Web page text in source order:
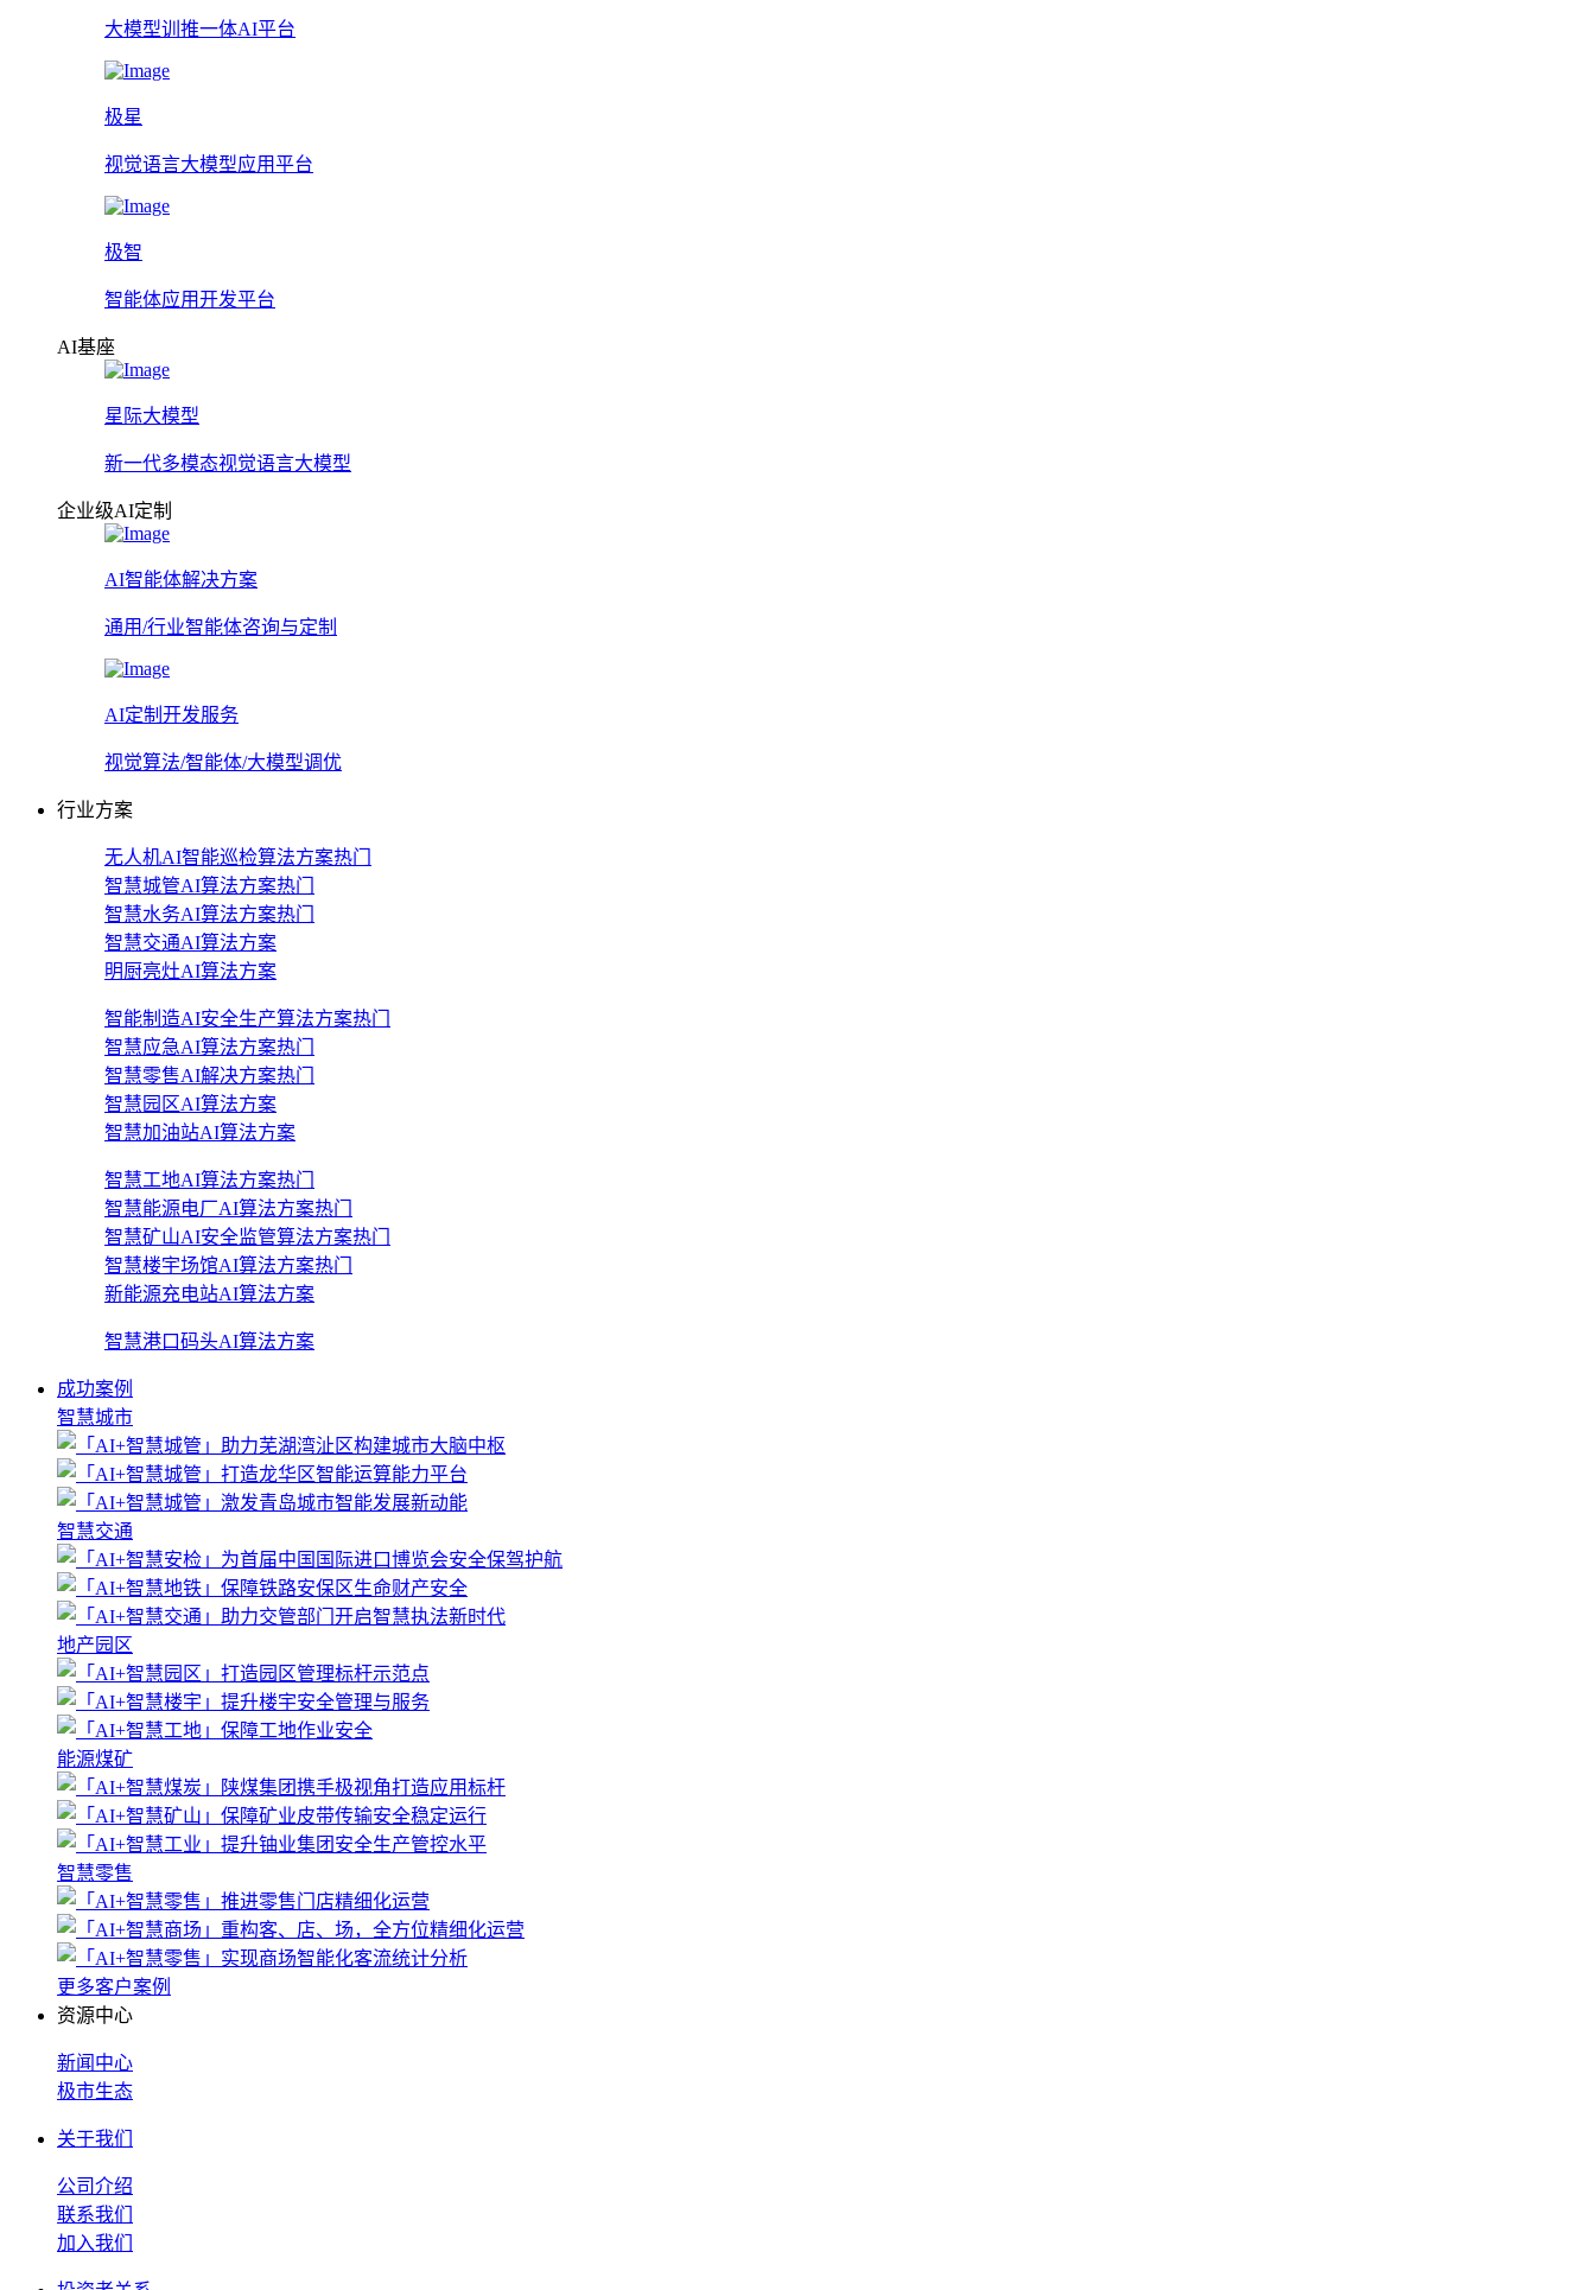
大模型训推一体AI平台
极星
视觉语言大模型应用平台
极智
智能体应用开发平台
AI基座
星际大模型
新一代多模态视觉语言大模型
企业级AI定制
AI智能体解决方案
通用/行业智能体咨询与定制
AI定制开发服务
视觉算法/智能体/大模型调优
行业方案
无人机AI智能巡检算法方案热门
智慧城管AI算法方案热门
智慧水务AI算法方案热门
智慧交通AI算法方案
明厨亮灶AI算法方案
智能制造AI安全生产算法方案热门
智慧应急AI算法方案热门
智慧零售AI解决方案热门
智慧园区AI算法方案
智慧加油站AI算法方案
智慧工地AI算法方案热门
智慧能源电厂AI算法方案热门
智慧矿山AI安全监管算法方案热门
智慧楼宇场馆AI算法方案热门
新能源充电站AI算法方案
智慧港口码头AI算法方案
成功案例
智慧城市
智慧交通
地产园区
能源煤矿
智慧零售
更多客户案例
资源中心
新闻中心
极市生态
关于我们
公司介绍
联系我们
加入我们